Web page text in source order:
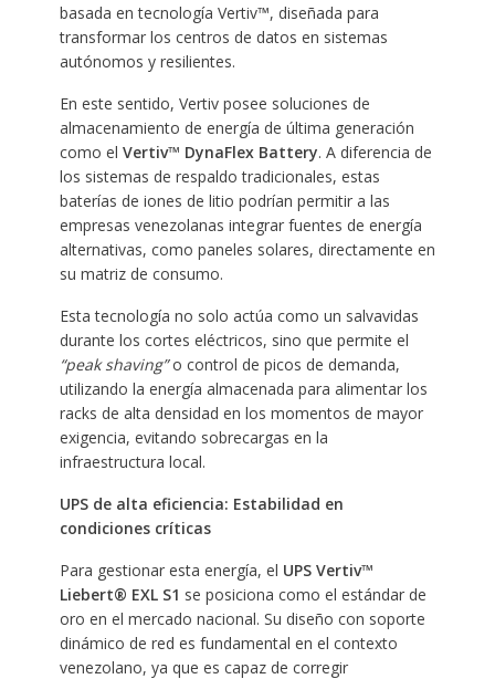
basada en tecnología Vertiv™, diseñada para
transformar los centros de datos en sistemas
autónomos y resilientes.
En este sentido, Vertiv posee soluciones de
almacenamiento de energía de última generación
como el Vertiv™ DynaFlex Battery. A diferencia de
los sistemas de respaldo tradicionales, estas
baterías de iones de litio podrían permitir a las
empresas venezolanas integrar fuentes de energía
alternativas, como paneles solares, directamente en
su matriz de consumo.
Esta tecnología no solo actúa como un salvavidas
durante los cortes eléctricos, sino que permite el
“peak shaving”o control de picos de demanda,
utilizando la energía almacenada para alimentar los
racks de alta densidad en los momentos de mayor
exigencia, evitando sobrecargas en la
infraestructura local.
UPS de alta eficiencia: Estabilidad en
condiciones críticas
Para gestionar esta energía, el UPS Vertiv™
Liebert® EXL S1 se posiciona como el estándar de
oro en el mercado nacional. Su diseño con soporte
dinámico de red es fundamental en el contexto
venezolano, ya que es capaz de corregir